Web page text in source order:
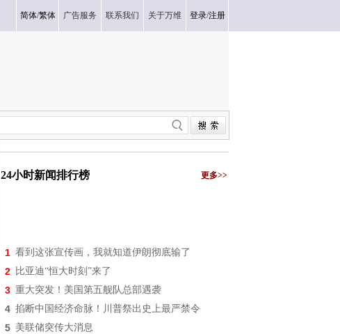
简体/繁体 广告服务 联系我们 关于万维 登录/注册
24小时新闻排行榜 更多>>
1 看到这张宣传画，我就知道伊朗彻底输了
2 比亚迪“恒大时刻”来了
3 重大突发！美国第五舰队总部遇袭
4 掐断中国经济命脉！川普祭出史上最严禁令
5 美联储突传大消息